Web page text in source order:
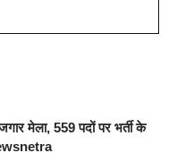
मेला, 559 पदों पर भर्ती के